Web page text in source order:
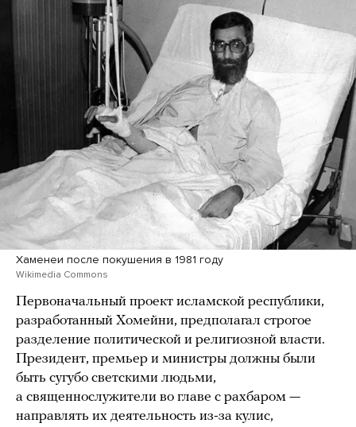
Хаменеи после покушения в 1981 году
Wikimedia Commons
Первоначальный проект исламской республики,
разработанный Хомейни, предполагал строгое
разделение политической и религиозной власти.
Президент, премьер и министры должны были
быть сугубо светскими людьми,
а священнослужители во главе с рахбаром —
направлять их деятельность из-за кулис,